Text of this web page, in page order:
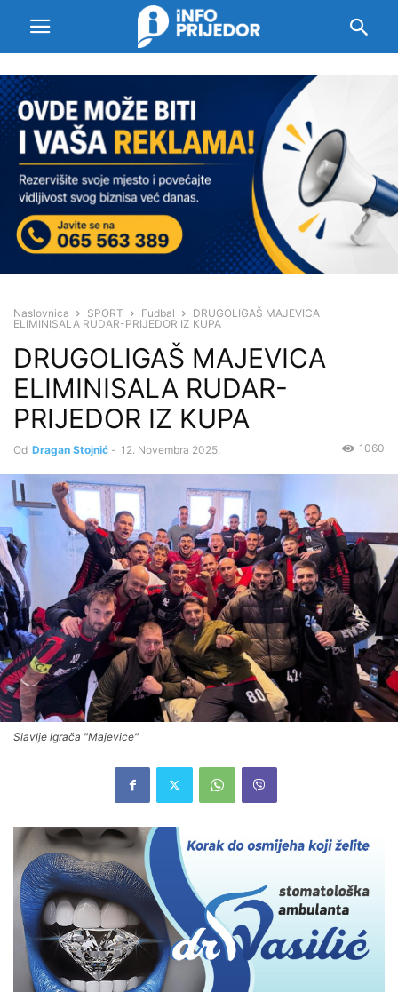
Naslovnica SPORT Fudbal
DRUGOLIGAŠ MAJEVICA
ELIMINISALA RUDAR-PRIJEDOR IZ KUPA
DRUGOLIGAŠ MAJEVICA
ELIMINISALA RUDAR-
PRIJEDOR IZ KUPA
Od Dragan Stojnić - 12. Novembra 2025. 1060
Slavlje igrača "Majevice"